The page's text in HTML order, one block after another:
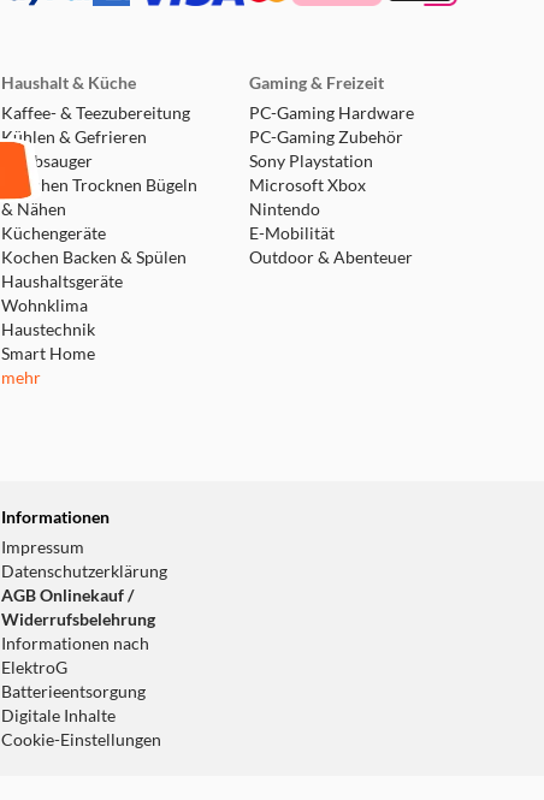
Haushalt & Küche
Kaffee- & Teezubereitung
Kühlen & Gefrieren
Staubsauger
Waschen Trocknen Bügeln
& Nähen
Küchengeräte
Kochen Backen & Spülen
Haushaltsgeräte
Wohnklima
Haustechnik
Smart Home
mehr
Gaming & Freizeit
PC-Gaming Hardware
PC-Gaming Zubehör
Sony Playstation
Microsoft Xbox
Nintendo
E-Mobilität
Outdoor & Abenteuer
Informationen
Impressum
Datenschutzerklärung
AGB Onlinekauf /
Widerrufsbelehrung
Informationen nach
ElektroG
Batterieentsorgung
Digitale Inhalte
Cookie-Einstellungen